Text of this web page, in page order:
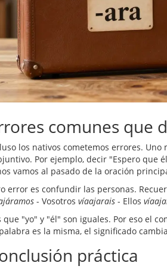
comunes que
los nativos cometemos errores.
Por ejemplo, decir "Espero que
vamos al pasado de la oración
error es confundir las personas.
- Vosotros víaajarais - Ellos
que "yo" y "él" son iguales. Por eso el
es la misma, el significado
práctica